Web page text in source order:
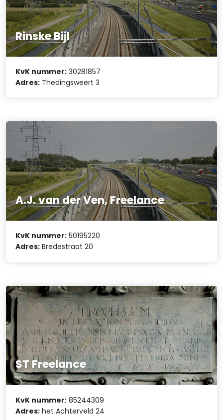
Rinske Bijl
KvK nummer: 30281857
Adres: Thedingsweert 3
A.J. van der Ven, Freelance
KvK nummer: 50195220
Adres: Bredestraat 20
ST Freelance
KvK nummer: 85244309
Adres: het Achterveld 24